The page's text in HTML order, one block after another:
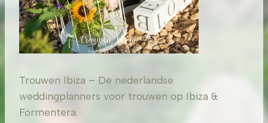
Trouwen Ibiza – De nederlandse
weddingplanners voor trouwen op Ibiza &
Formentera.